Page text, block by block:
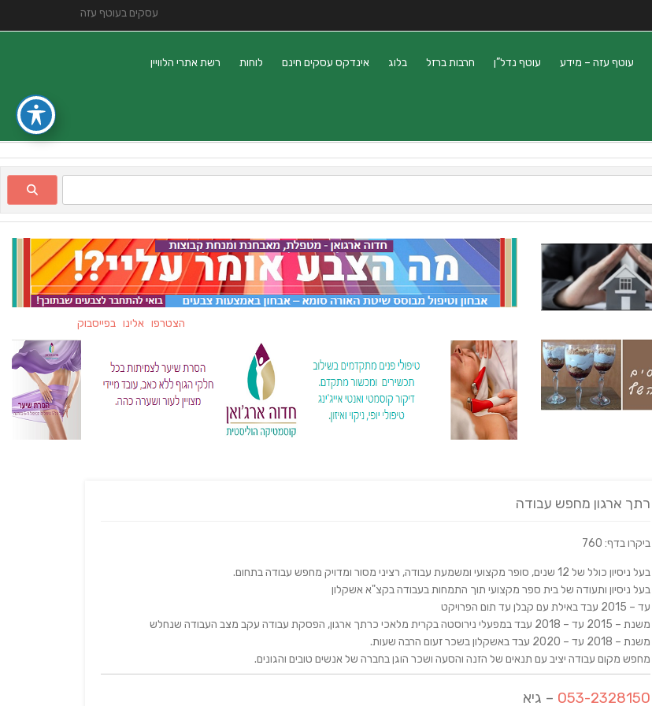
עסקים בעוטף עזה
עוטף עזה – מידע עוטף נדל”ן חרבות ברזל בלוג אינדקס עסקים חינם לוחות רשת אתרי הלוויין
הצטרפו אלינו בפייסבוק
רתך ארגון מחפש עבודה
ביקרו בדף: 760
בעל ניסיון כולל של 12 שנים, סופר מקצועי ומשמעת עבודה, רציני מסור ומדויק מחפש עבודה בתחום.
בעל ניסיון ותעודה של בית ספר מקצועי תוך התמחות בעבודה בקצ"א אשקלון
עד – 2015 עבד באילת עם קבלן עד תום הפרויקט
משנת – 2015 עד – 2018 עבד במפעלי נירוסטה בקרית מלאכי כרתך ארגון, הפסקת עבודה עקב מצב העבודה שנחלש
משנת – 2018 עד – 2020 עבד באשקלון בשכר זעום הרבה שעות.
מחפש מקום עבודה יציב עם תנאים של הזנה והסעה ושכר הוגן בחברה של אנשים טובים והגונים.
053-2328150 – גיא